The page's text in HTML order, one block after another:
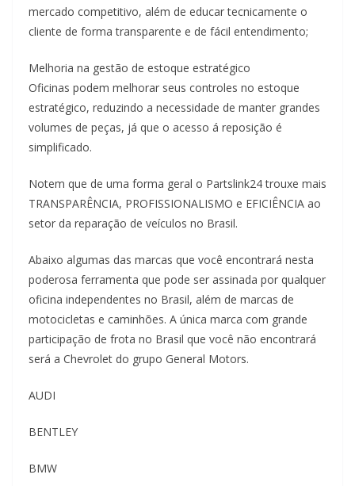
mercado competitivo, além de educar tecnicamente o
cliente de forma transparente e de fácil entendimento;
Melhoria na gestão de estoque estratégico
Oficinas podem melhorar seus controles no estoque
estratégico, reduzindo a necessidade de manter grandes
volumes de peças, já que o acesso á reposição é
simplificado.
Notem que de uma forma geral o Partslink24 trouxe mais
TRANSPARÊNCIA, PROFISSIONALISMO e EFICIÊNCIA ao
setor da reparação de veículos no Brasil.
Abaixo algumas das marcas que você encontrará nesta
poderosa ferramenta que pode ser assinada por qualquer
oficina independentes no Brasil, além de marcas de
motocicletas e caminhões. A única marca com grande
participação de frota no Brasil que você não encontrará
será a Chevrolet do grupo General Motors.
AUDI
BENTLEY
BMW